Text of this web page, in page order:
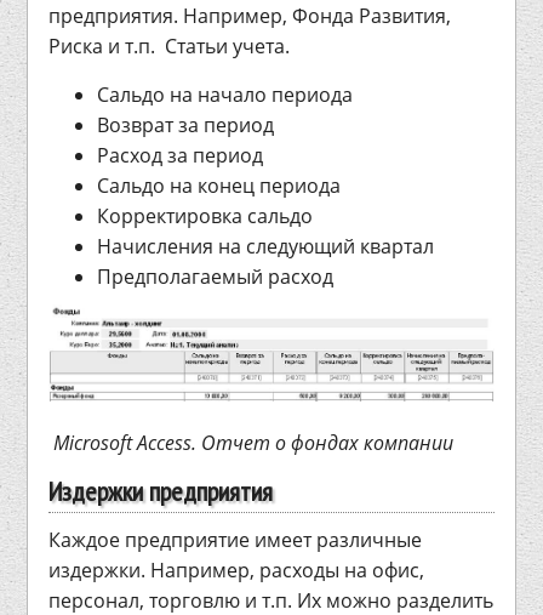
предприятия. Например, Фонда Развития,
Риска и т.п. Статьи учета.
Сальдо на начало периода
Возврат за период
Расход за период
Сальдо на конец периода
Корректировка сальдо
Начисления на следующий квартал
Предполагаемый расход
Microsoft Access. Отчет о фондах компании
Издержки предприятия
Каждое предприятие имеет различные
издержки. Например, расходы на офис,
персонал, торговлю и т.п. Их можно разделить